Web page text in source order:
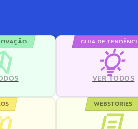
GUIA DE
VER TODOS
WEBSTORIES